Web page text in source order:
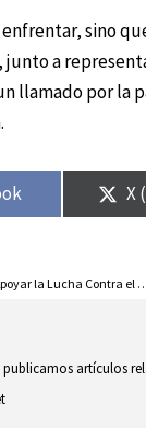
enfrentar, sino
a
llamado por la
X
Participantes se Unen en Jornada Solidaria para Apoyar la
publicamos artículos